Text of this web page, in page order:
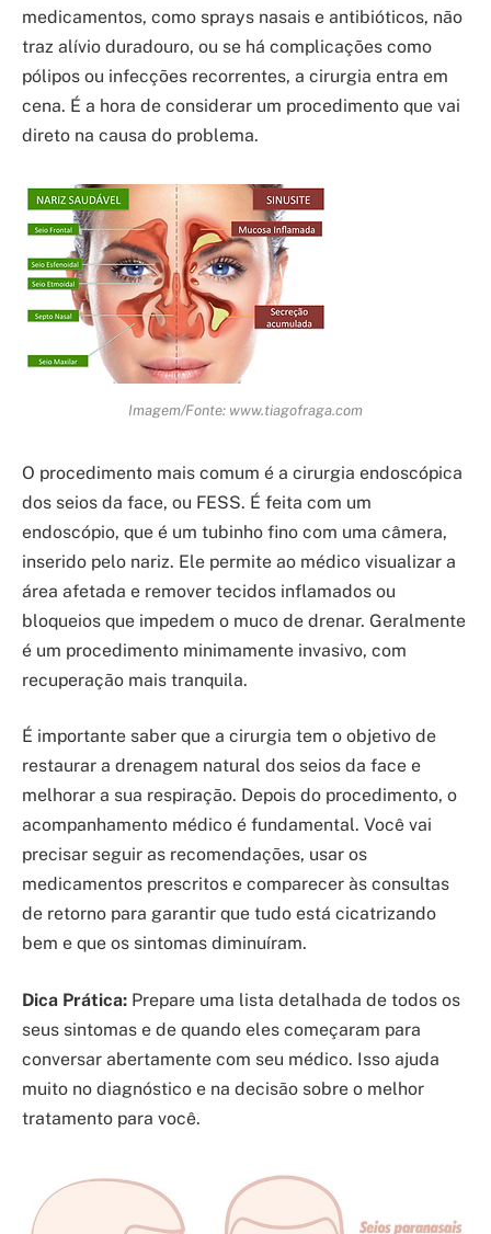
medicamentos, como sprays nasais e antibióticos, não
traz alívio duradouro, ou se há complicações como
pólipos ou infecções recorrentes, a cirurgia entra em
cena. É a hora de considerar um procedimento que vai
direto na causa do problema.
Imagem/Fonte: www.tiagofraga.com
O procedimento mais comum é a cirurgia endoscópica
dos seios da face, ou FESS. É feita com um
endoscópio, que é um tubinho fino com uma câmera,
inserido pelo nariz. Ele permite ao médico visualizar a
área afetada e remover tecidos inflamados ou
bloqueios que impedem o muco de drenar. Geralmente
é um procedimento minimamente invasivo, com
recuperação mais tranquila.
É importante saber que a cirurgia tem o objetivo de
restaurar a drenagem natural dos seios da face e
melhorar a sua respiração. Depois do procedimento, o
acompanhamento médico é fundamental. Você vai
precisar seguir as recomendações, usar os
medicamentos prescritos e comparecer às consultas
de retorno para garantir que tudo está cicatrizando
bem e que os sintomas diminuíram.
Dica Prática: Prepare uma lista detalhada de todos os
seus sintomas e de quando eles começaram para
conversar abertamente com seu médico. Isso ajuda
muito no diagnóstico e na decisão sobre o melhor
tratamento para você.